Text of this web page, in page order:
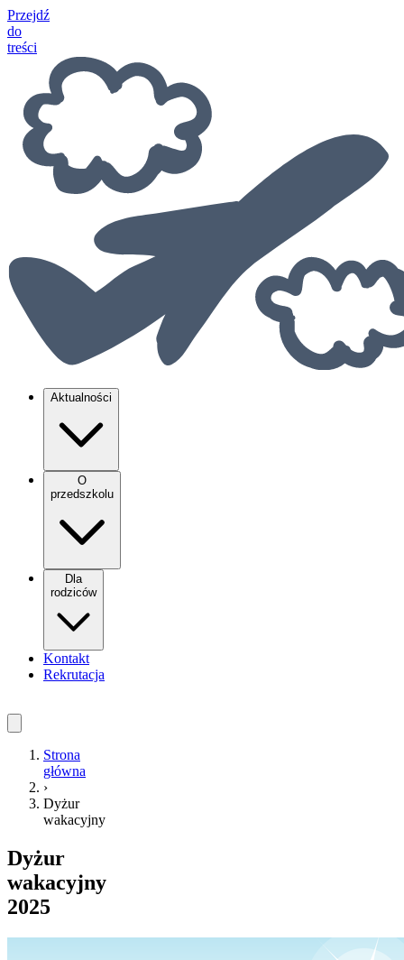
Przejdź
do
treści
Aktualności
O
przedszkolu
Dla
rodziców
Kontakt
Rekrutacja
Strona
główna
›
Dyżur
wakacyjny
Dyżur
wakacyjny
2025